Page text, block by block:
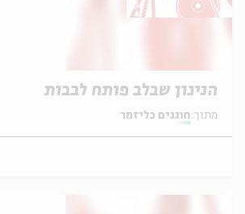
הניגון שבלב פותח לבבות
מתוך: חוגגים כליזמר